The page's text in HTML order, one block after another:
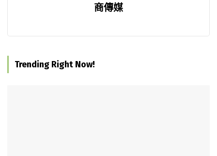
商傳媒
Trending Right Now!